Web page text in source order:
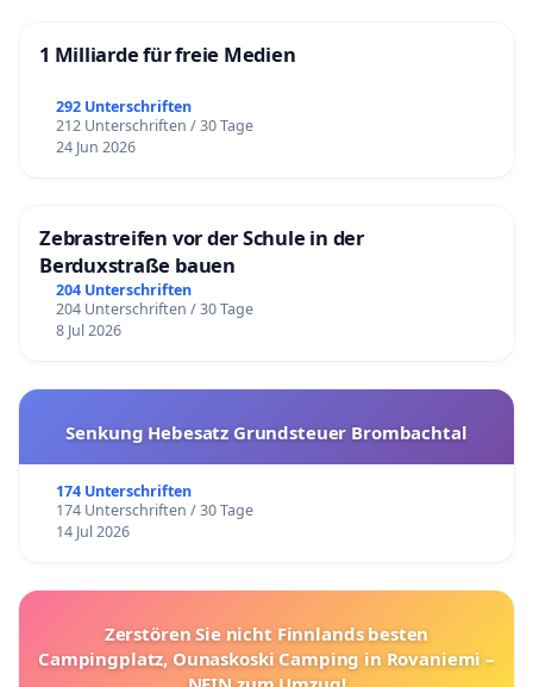
1 Milliarde für freie Medien
292 Unterschriften
212 Unterschriften / 30 Tage
24 Jun 2026
Zebrastreifen vor der Schule in der
Berduxstraße bauen
204 Unterschriften
204 Unterschriften / 30 Tage
8 Jul 2026
Senkung Hebesatz Grundsteuer Brombachtal
174 Unterschriften
174 Unterschriften / 30 Tage
14 Jul 2026
Zerstören Sie nicht Finnlands besten
Campingplatz, Ounaskoski Camping in Rovaniemi –